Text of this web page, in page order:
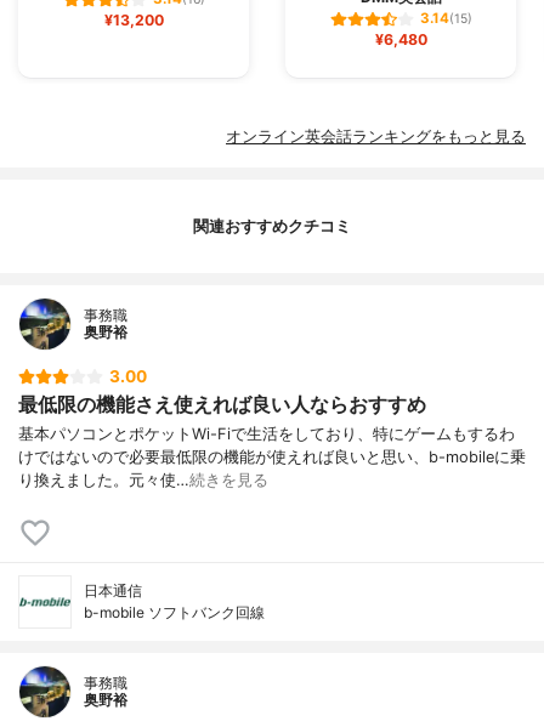
¥13,200 3.14(15)
¥6,480
オンライン英会話ランキングをもっと見る
関連おすすめクチコミ
事務職
奥野裕
3.00
最低限の機能さえ使えれば良い人ならおすすめ
基本パソコンとポケットWi-Fiで生活をしており、特にゲームもするわ
けではないので必要最低限の機能が使えれば良いと思い、b-mobileに乗
り換えました。元々使…続きを見る
日本通信
b-mobile ソフトバンク回線
事務職
奥野裕